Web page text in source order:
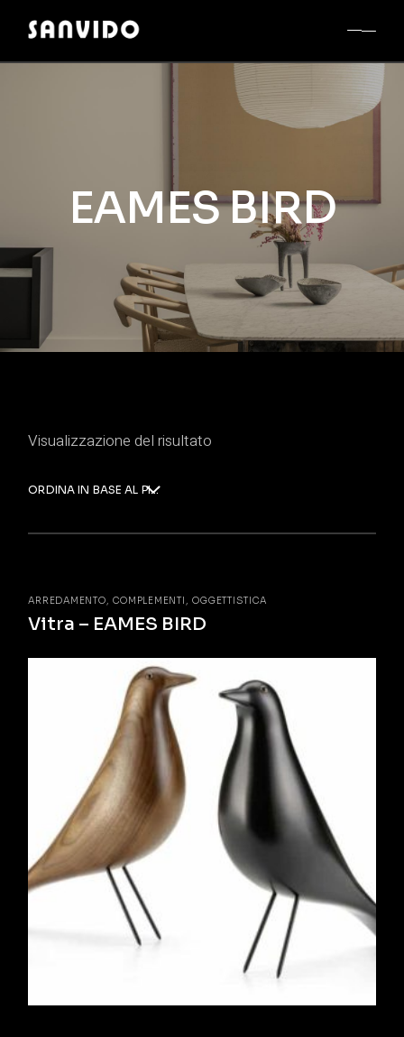
EAMES BIRD
Visualizzazione del risultato
ORDINA IN BASE AL PIÙ RECENTE
ARREDAMENTO COMPLEMENTI OGGETTISTICA
Vitra – EAMES BIRD